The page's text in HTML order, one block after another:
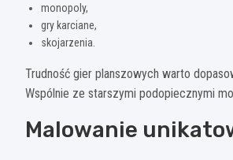
monopoly,
gry karciane,
skojarzenia.
Trudność gier planszowych warto
Wspólnie ze starszymi podopiecznymi
Malowanie